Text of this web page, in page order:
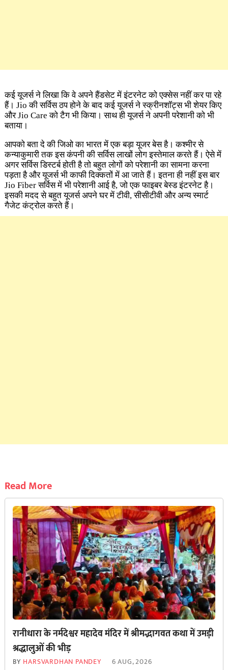
कई यूजर्स ने लिखा कि वे अपने हैंडसेट में इंटरनेट को एक्सेस नहीं कर पा रहे
हैं। Jio की सर्विस ठप होने के बाद कई यूजर्स ने स्क्रीनशॉट्स भी शेयर किए
और Jio Care को टैग भी किया। साथ ही यूजर्स ने अपनी परेशानी को भी
बताया।
आपको बता दे की जिओ का भारत में एक बड़ा यूजर बेस है। कश्मीर से
कन्याकुमारी तक इस कंपनी की सर्विस लाखों लोग इस्तेमाल करते हैं। ऐसे में
अगर सर्विस डिस्टर्ब होती है तो बहुत लोगों को परेशानी का सामना करना
पड़ता है और यूजर्स भी काफी दिक्कतों में आ जाते हैं। इतना ही नहीं इस बार
Jio Fiber सर्विस में भी परेशानी आई है, जो एक फाइबर बेस्ड इंटरनेट है।
इसकी मदद से बहुत यूजर्स अपने घर में टीवी, सीसीटीवी और अन्य स्मार्ट
गैजेट कंट्रोल करते हैं।
Read More
रानीधारा के नर्मदेश्वर महादेव मंदिर में श्रीमद्भागवत कथा में उमड़ी
श्रद्धालुओं की भीड़
BY HARSVARDHAN PANDEY 6 AUG, 2026